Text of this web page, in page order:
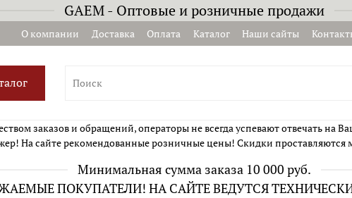
GAEM - Оптовые и розничные продажи
О компании Доставка Оплата Каталог Наши сайты
заказов и обращений, операторы не всегда успевают отвечать на
На сайте рекомендованные розничные цены! Скидки проставляются
Минимальная сумма заказа 10 000 руб.
ПОКУПАТЕЛИ! НА САЙТЕ ВЕДУТСЯ